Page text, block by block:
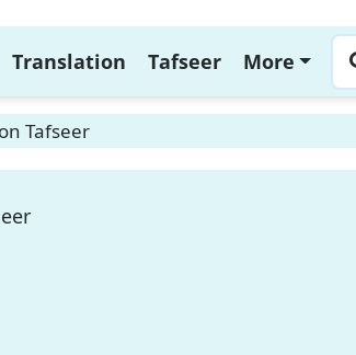
Translation Tafseer More
Tafseer